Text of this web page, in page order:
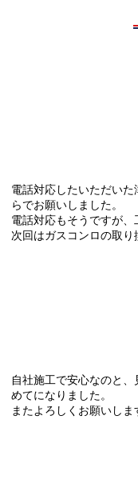
電話対応したいただい
らでお願いしました。
電話対応もそうですが、
次回はガスコンロの取り
自社施工で安心なのと
めてになりました。
またよろしくお願いしま